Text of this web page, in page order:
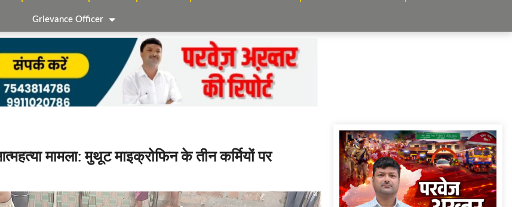
Grievance Officer
मामला: मुथूट माइक्रोफिन के तीन कर्मियों पर